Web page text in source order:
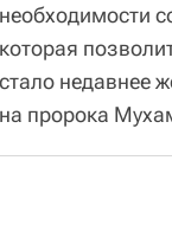
необходимости
которая
стало недавнее
на пророка